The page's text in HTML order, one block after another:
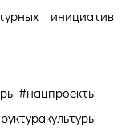
инициатив
#нацпроекты